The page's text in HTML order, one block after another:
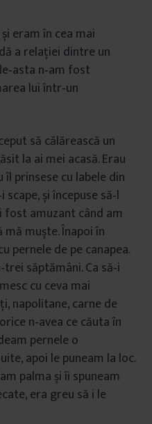
eram în cea mai
a relației dintre un
n‑am fost
lui într‑un
să călărească un
la ai mei acasă. Erau
îl prinsese cu labele din
și începuse să‑l
fost amuzant când am
muște. Înapoi în
pernele de pe canapea.
săptămâni. Ca să‑i
cu ceva mai
napolitane, carne de
n‑avea ce căuta în
pernele o
apoi le puneam la loc.
palma și îi spuneam
era greu să i le